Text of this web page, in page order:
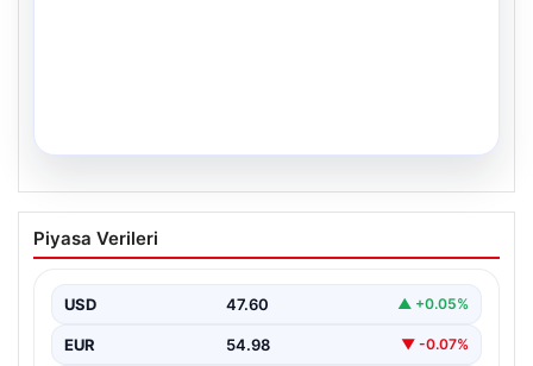
34 Yılın Ardından Gelen Büyük
Mutluluk: İkiz Kızlar Anıtkabir Gezisiyle
Adıyaman'da ikamet eden Abuzer ve Zeynep Yıldırım
Piyasa Verileri
USD 47.60 ▲ +0.05%
EUR 54.98 ▼ -0.07%